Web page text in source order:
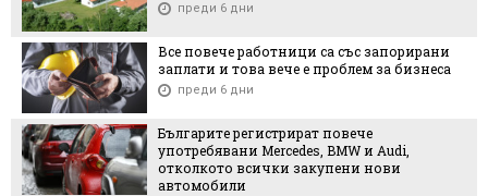
преди 6 дни
Все повече работници са със запорирани
заплати и това вече е проблем за бизнеса
преди 6 дни
Българите регистрират повече
употребявани Mercedes, BMW и Audi,
отколкото всички закупени нови
автомобили